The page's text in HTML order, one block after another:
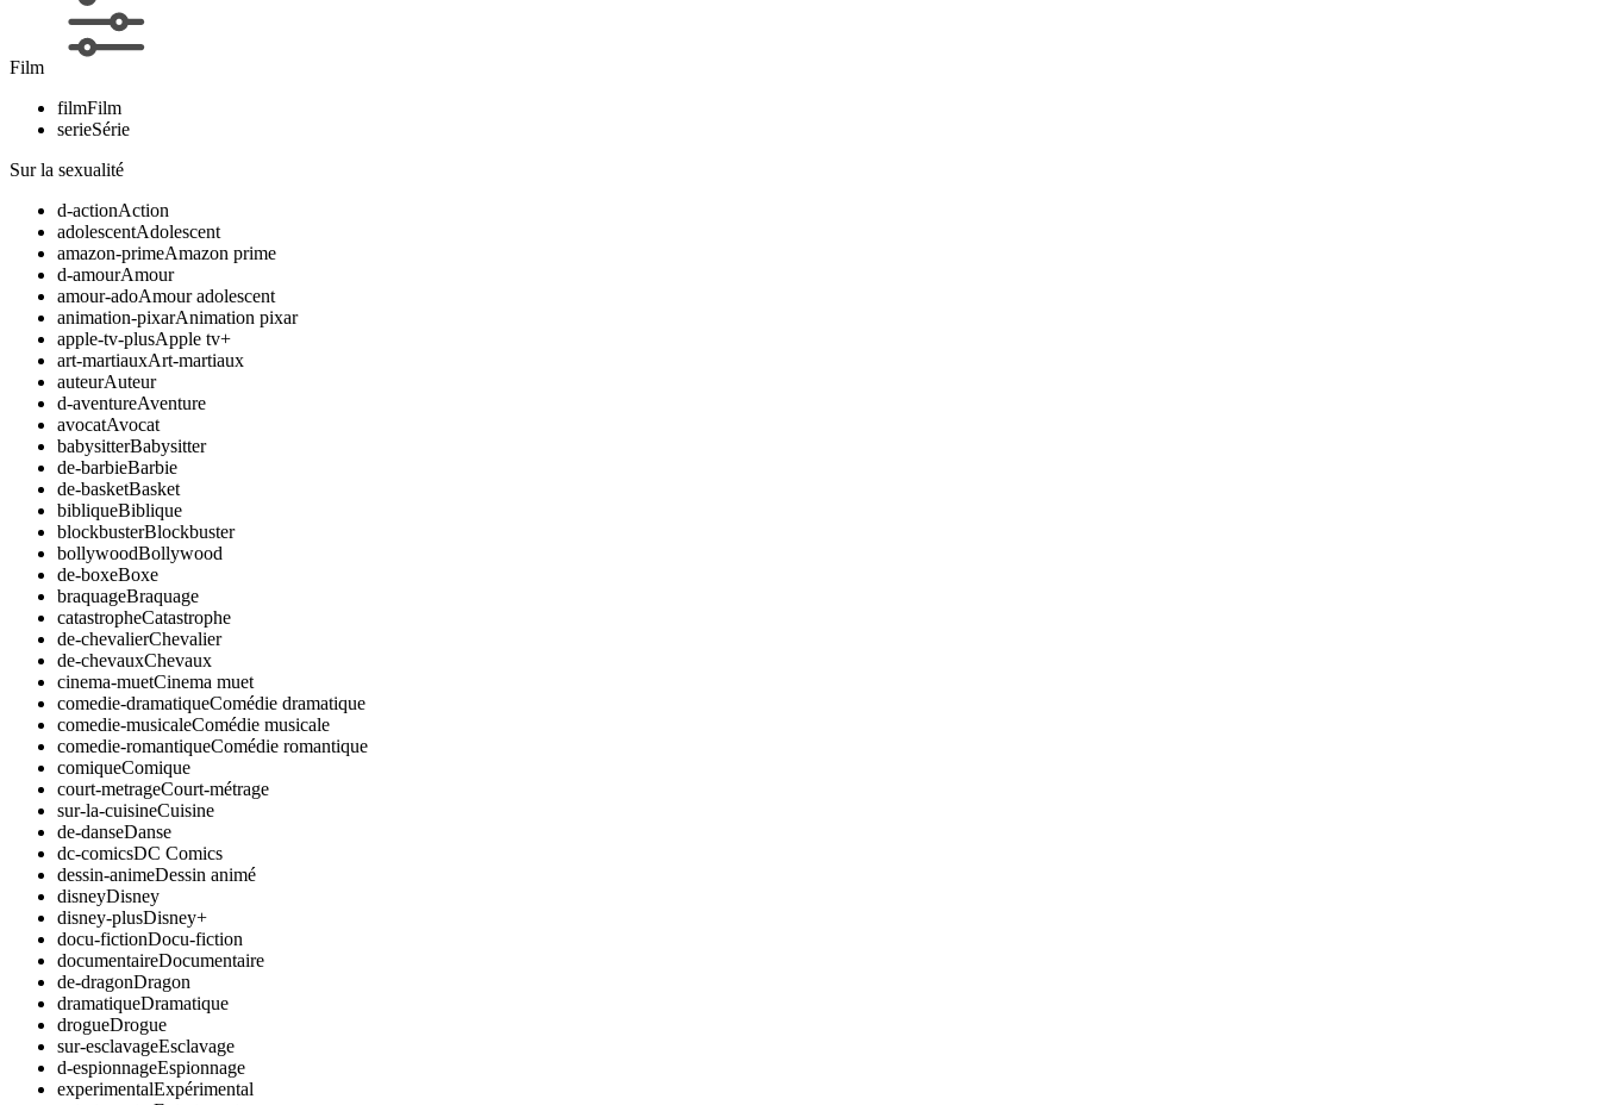
Film
filmFilm
serieSérie
Sur la sexualité
d-actionAction
adolescentAdolescent
amazon-primeAmazon prime
d-amourAmour
amour-adoAmour adolescent
animation-pixarAnimation pixar
apple-tv-plusApple tv+
art-martiauxArt-martiaux
auteurAuteur
d-aventureAventure
avocatAvocat
babysitterBabysitter
de-barbieBarbie
de-basketBasket
bibliqueBiblique
blockbusterBlockbuster
bollywoodBollywood
de-boxeBoxe
braquageBraquage
catastropheCatastrophe
de-chevalierChevalier
de-chevauxChevaux
cinema-muetCinema muet
comedie-dramatiqueComédie dramatique
comedie-musicaleComédie musicale
comedie-romantiqueComédie romantique
comiqueComique
court-metrageCourt-métrage
sur-la-cuisineCuisine
de-danseDanse
dc-comicsDC Comics
dessin-animeDessin animé
disneyDisney
disney-plusDisney+
docu-fictionDocu-fiction
documentaireDocumentaire
de-dragonDragon
dramatiqueDramatique
drogueDrogue
sur-esclavageEsclavage
d-espionnageEspionnage
experimentalExpérimental